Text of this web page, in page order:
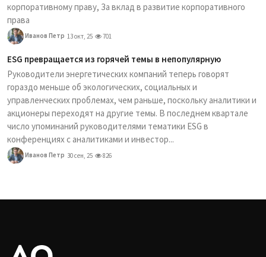
корпоративному праву, За вклад в развитие корпоративного
права
Иванов Петр 13 окт, 25 701
ESG превращается из горячей темы в непопулярную
Руководители энергетических компаний теперь говорят
гораздо меньше об экологических, социальных и
управленческих проблемах, чем раньше, поскольку аналитики и
акционеры переходят на другие темы. В последнем квартале
число упоминаний руководителями тематики ESG в
конференциях с аналитиками и инвестор...
Иванов Петр 30 сен, 25 826